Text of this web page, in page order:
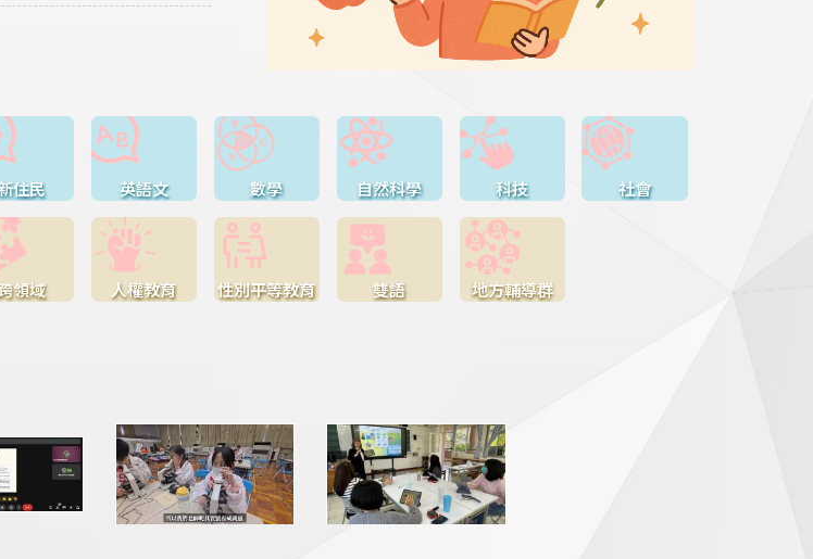
住民 英語文 數學 自然科學 科技 社會
領域 人權教育 性別平等教育 雙語 地方輔導群